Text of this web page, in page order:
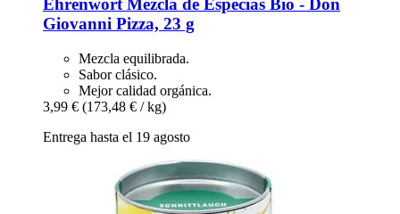
Ehrenwort Mezcla de Especias Bio -​ Don
Giovanni Pizza, 23 g
Mezcla equilibrada.
Sabor clásico.
Mejor calidad orgánica.
3,99 € (173,48 € / kg)
Entrega hasta el 19 agosto